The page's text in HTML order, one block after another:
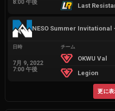
8:00 午後
Last
NESO Summer
日時
7月 9, 2022
7:00 午後
チーム
OKWU Val
Legion
更に表